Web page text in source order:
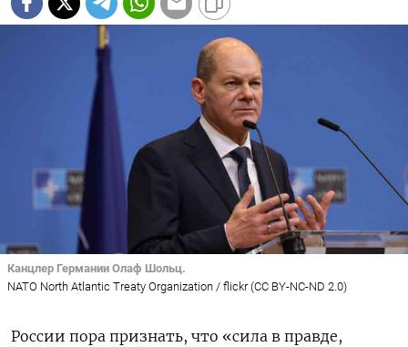
Канцлер Германии Олаф Шольц.
NATO North Atlantic Treaty Organization / flickr (CC BY-NC-ND 2.0)
России пора признать, что «сила в правде,